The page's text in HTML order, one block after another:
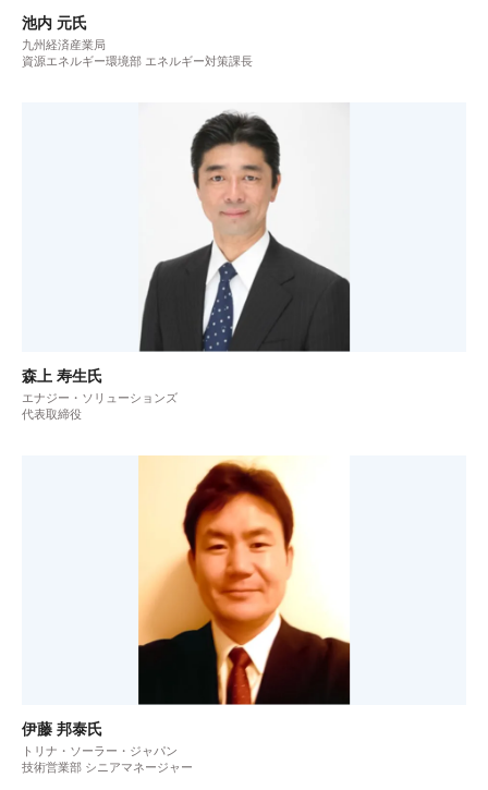
池内 元氏
九州経済産業局
資源エネルギー環境部 エネルギー対策課長
森上 寿生氏
エナジー・ソリューションズ
代表取締役
伊藤 邦泰氏
トリナ・ソーラー・ジャパン
技術営業部 シニアマネージャー